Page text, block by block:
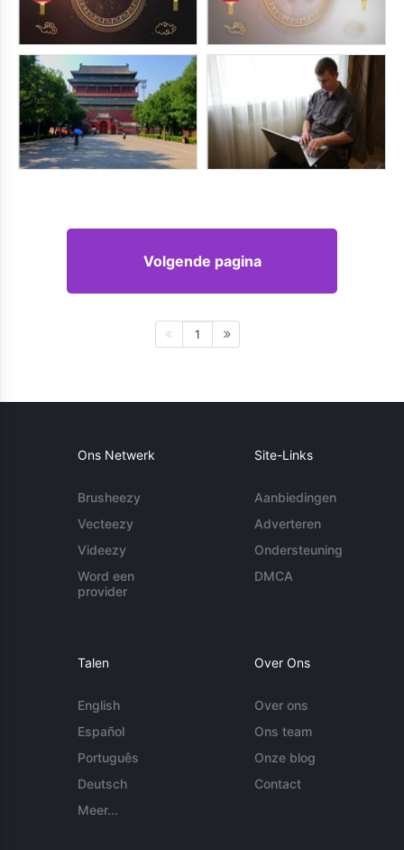
Volgende pagina
1
Ons Netwerk
Brusheezy
Vecteezy
Videezy
Word een
provider
Site-Links
Aanbiedingen
Adverteren
Ondersteuning
DMCA
Talen
English
Español
Português
Deutsch
Meer...
Over Ons
Over ons
Ons team
Onze blog
Contact